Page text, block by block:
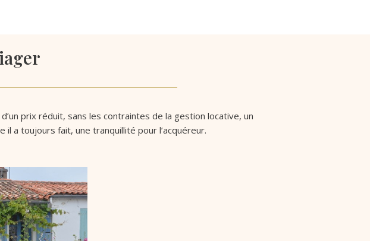
prix réduit, sans les contraintes de la gestion locative, un
a toujours fait, une tranquillité pour l’acquéreur.